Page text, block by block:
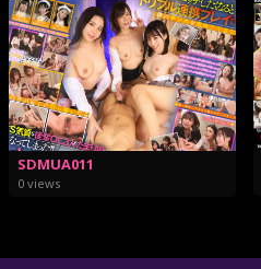
SDMUA011
0 views